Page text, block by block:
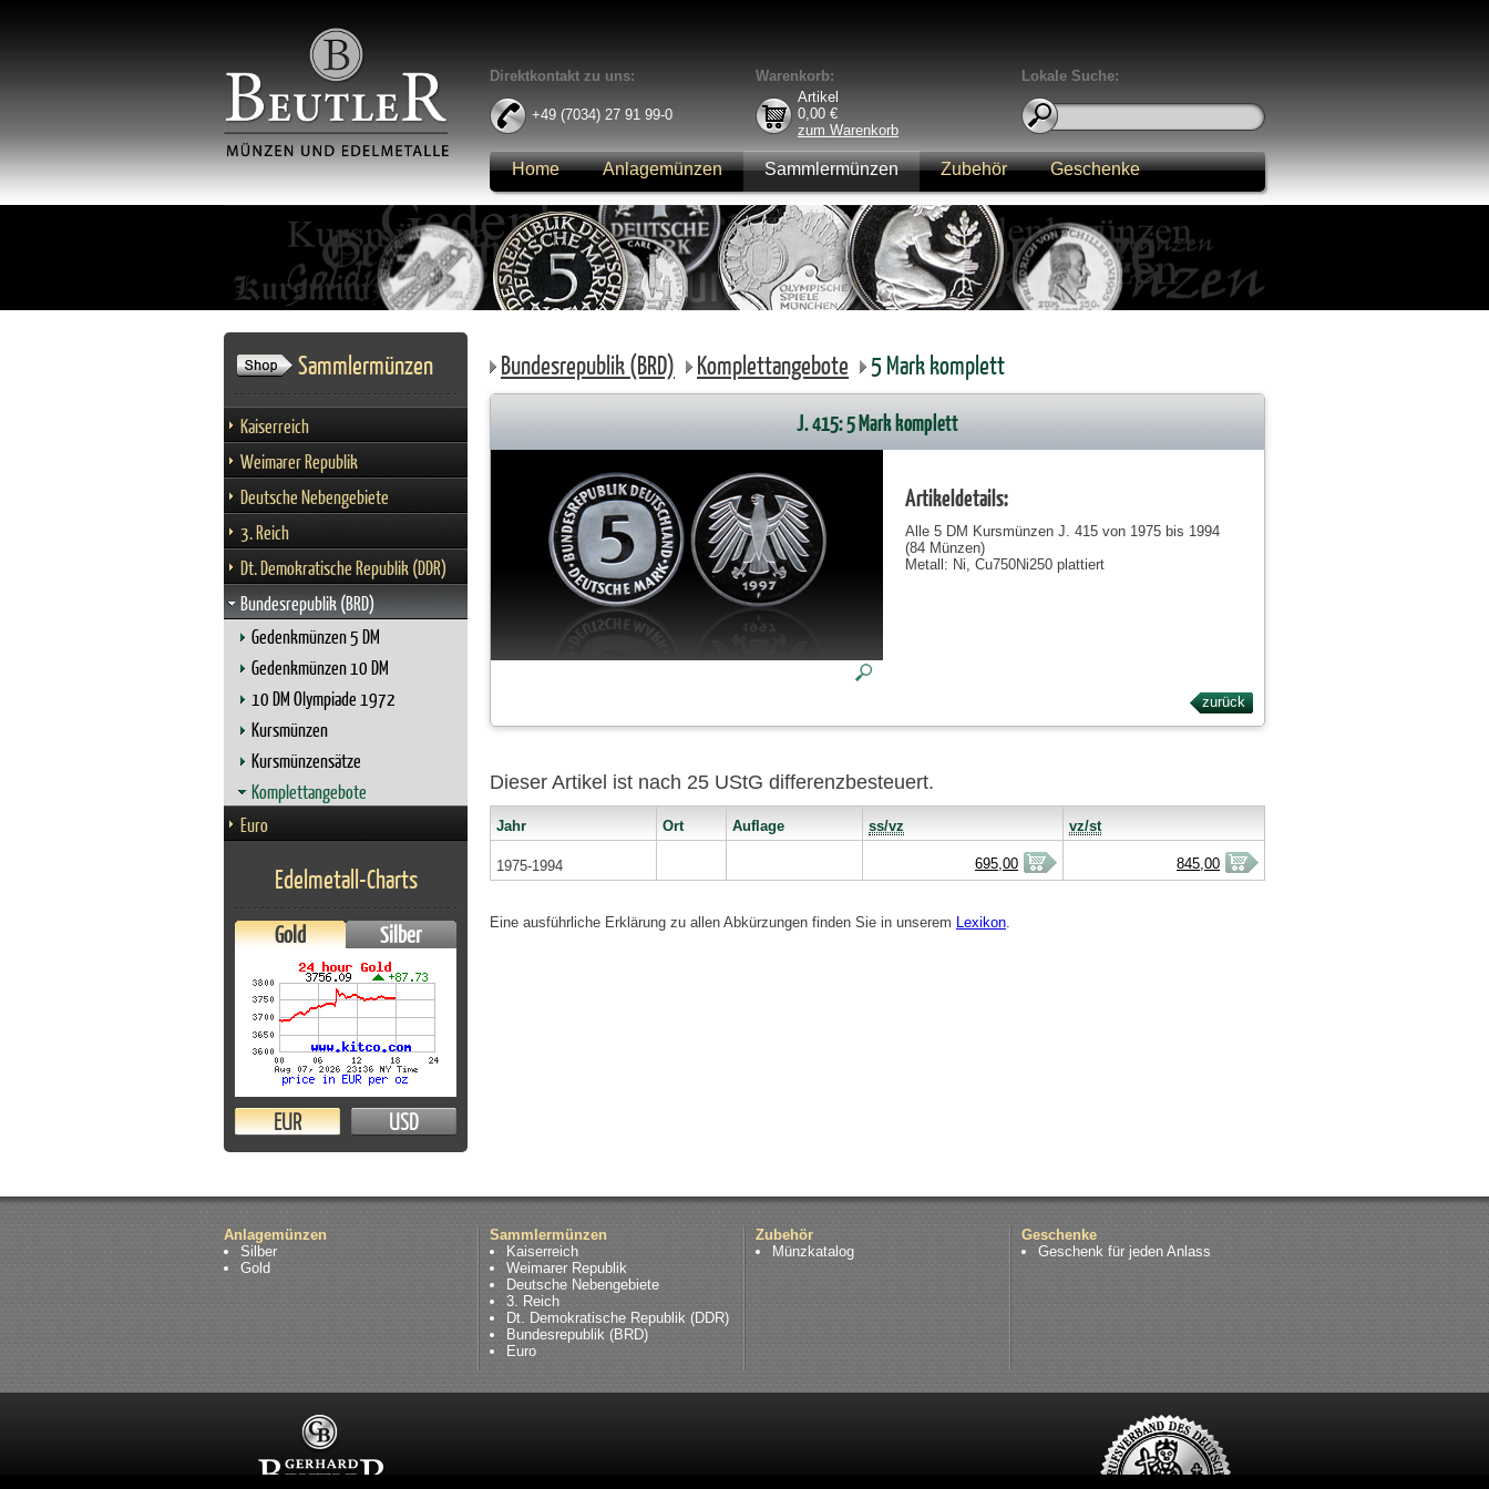
Direktkontakt zu uns:
+49 (7034) 27 91 99-0
Warenkorb:
Artikel
0,00 €
zum Warenkorb
Lokale Suche:
Home Anlagemünzen Sammlermünzen Zubehör Geschenke
Anmelden
Sammlermünzen
Kaiserreich
Weimarer Republik
Deutsche Nebengebiete
3. Reich
Dt. Demokratische Republik (DDR)
Bundesrepublik (BRD)
Gedenkmünzen 5 DM
Gedenkmünzen 10 DM
10 DM Olympiade 1972
Kursmünzen
Kursmünzensätze
Komplettangebote
Euro
Edelmetall-Charts
Gold Silber
EUR USD
Bundesrepublik (BRD) Komplettangebote 5 Mark komplett
J. 415: 5 Mark komplett
Artikeldetails:
Alle 5 DM Kursmünzen J. 415 von 1975 bis 1994
(84 Münzen)
Metall: Ni, Cu750Ni250 plattiert
zurück
Dieser Artikel ist nach 25 UStG differenzbesteuert.
Jahr Ort Auflage ss/vz vz/st
1975-1994 695,00 845,00
Eine ausführliche Erklärung zu allen Abkürzungen finden Sie in unserem Lexikon.
Anlagemünzen
Silber
Gold
Sammlermünzen
Kaiserreich
Weimarer Republik
Deutsche Nebengebiete
3. Reich
Dt. Demokratische Republik (DDR)
Bundesrepublik (BRD)
Euro
Zubehör
Münzkatalog
Geschenke
Geschenk für jeden Anlass